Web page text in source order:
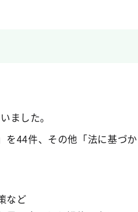
ました。
を44件、その他「法に基づ
など